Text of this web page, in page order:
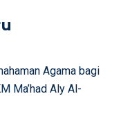
Agama bagi
Ma’had Aly Al-